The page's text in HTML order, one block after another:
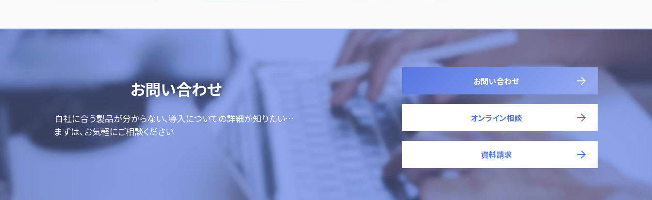
お問い合わせ
自社に合う製品が分からない、導入についての詳細が知りたい…
まずは、お気軽にご相談ください
お問い合わせ
オンライン相談
資料請求